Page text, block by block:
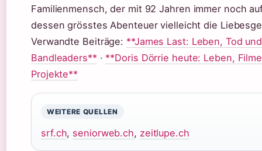
Familienmensch, der mit 92 Jahren immer noch
dessen grösstes Abenteuer vielleicht die
Verwandte Beiträge: **James Last: Leben, Tod
Bandleaders** · **Doris Dörrie heute: Leben,
Projekte**
WEITERE QUELLEN
srf.ch, seniorweb.ch, zeitlupe.ch